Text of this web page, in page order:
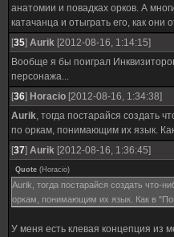
анатомии и повадках орков. А
катачанца и отыграть его, как
[35] Aurik [2012-08-16, 1:14:15]
Вообще я бы поиграл
персонажа...
[36] Horacio [2012-08-16, 1:34:38]
Aurik, тогда постарайся создать
по оркам, понимающим их язык.
[37] Aurik [2012-08-16, 1:36:45]
Quote (Horacio)
Aurik, тогда постарайся создать что-
оркам, понимающим их язык. Как в
У меня есть клевая концепция из